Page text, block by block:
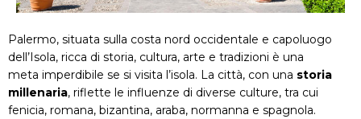
Palermo, situata sulla costa nord occidentale e capoluogo
dell’Isola, ricca di storia, cultura, arte e tradizioni è una
meta imperdibile se si visita l’isola. La città, con una storia
millenaria, riflette le influenze di diverse culture, tra cui
fenicia, romana, bizantina, araba, normanna e spagnola.